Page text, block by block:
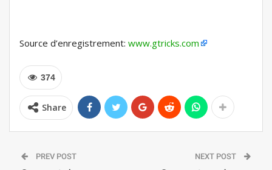
Source d’enregistrement: www.gtricks.com
374
Share
PREV POST NEXT POST